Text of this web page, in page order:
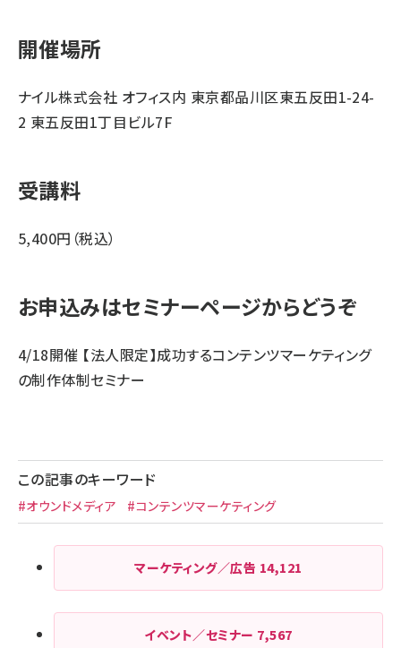
開催場所
ナイル株式会社 オフィス内 東京都品川区東五反田1-24-
2 東五反田1丁目ビル7F
受講料
5,400円（税込）
お申込みはセミナーページからどうぞ
4/18開催 【法人限定】成功するコンテンツマーケティング
の制作体制セミナー
この記事のキーワード
#オウンドメディア #コンテンツマーケティング
マーケティング／広告 14,121
イベント／セミナー 7,567